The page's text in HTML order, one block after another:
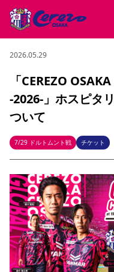
試合・チーム
試合について
試合日程 / 結果
チームについて
アカデミー ハナサカプレー
観戦する
チケット
チケット情報 販売スケジュ
シーズンシート
法人シー
特定興行入場券 譲渡サービ
観戦ガイド
初めて観戦ガイド キッズ向
観戦マナー&ルール ビジタ
スタジアム
クラブを知る
セレッソ大阪について
クラブ紹介 沿革 シーズン
サポートする
パートナー企業募集中 セレ
セレッソアイデアちょうだ
Lise（ライセンスビジネス）
ファンクラブ
ファンクラブ
SAKURA SOCIO SAKURA
まいセレチケット 会員規定
ニュース
ニュース
レディース
2026.05.29
「CEREZO
-2026-」ホスピタ
ついて
7/29 ドルトムント戦 チケット